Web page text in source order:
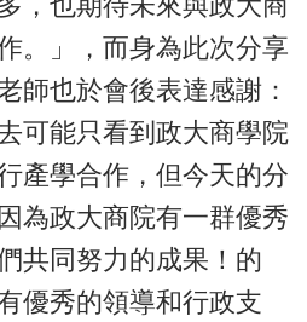
。」，而身為此次分享
師也於會後表達感謝：
可能只看到政大商學院
產學合作，但今天的分
為政大商院有一群優秀
共同努力的成果！的
優秀的領導和行政支